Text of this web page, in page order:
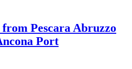
Pescara Abruzzo
Port